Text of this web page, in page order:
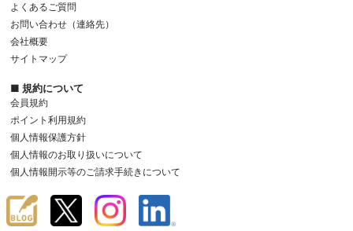
よくあるご質問
お問い合わせ（連絡先）
会社概要
サイトマップ
■ 規約について
会員規約
ポイント利用規約
個人情報保護方針
個人情報のお取り扱いについて
個人情報開示等のご請求手続きについて